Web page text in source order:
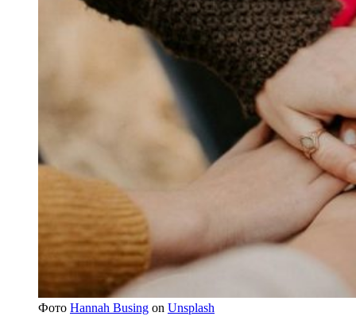
Фото Hannah Busing on Unsplash